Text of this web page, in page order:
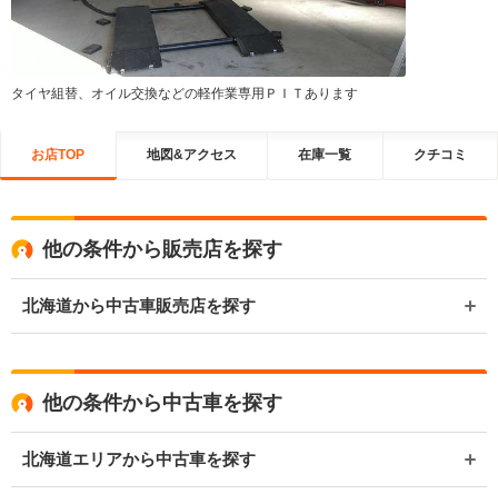
タイヤ組替、オイル交換などの軽作業専用ＰＩＴあります
お店TOP 地図&アクセス 在庫一覧 クチコミ
他の条件から販売店を探す
北海道から中古車販売店を探す
他の条件から中古車を探す
北海道エリアから中古車を探す